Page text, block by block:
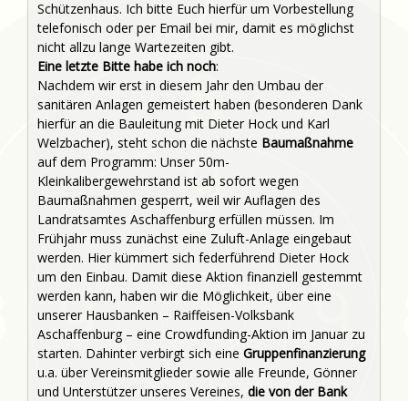
Schützenhaus. Ich bitte Euch hierfür um Vorbestellung
telefonisch oder per Email bei mir, damit es möglichst
nicht allzu lange Wartezeiten gibt.
Eine letzte Bitte habe ich noch:
Nachdem wir erst in diesem Jahr den Umbau der
sanitären Anlagen gemeistert haben (besonderen Dank
hierfür an die Bauleitung mit Dieter Hock und Karl
Welzbacher), steht schon die nächste Baumaßnahme
auf dem Programm: Unser 50m-
Kleinkalibergewehrstand ist ab sofort wegen
Baumaßnahmen gesperrt, weil wir Auflagen des
Landratsamtes Aschaffenburg erfüllen müssen. Im
Frühjahr muss zunächst eine Zuluft-Anlage eingebaut
werden. Hier kümmert sich federführend Dieter Hock
um den Einbau. Damit diese Aktion finanziell gestemmt
werden kann, haben wir die Möglichkeit, über eine
unserer Hausbanken – Raiffeisen-Volksbank
Aschaffenburg – eine Crowdfunding-Aktion im Januar zu
starten. Dahinter verbirgt sich eine Gruppenfinanzierung
u.a. über Vereinsmitglieder sowie alle Freunde, Gönner
und Unterstützer unseres Vereines, die von der Bank